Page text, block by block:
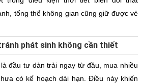
tổng thể không gian cũng giữ được vẻ
phát sinh không cần thiết
đầu tư dàn trải ngay từ đầu, mua nhiều
có kế hoạch dài hạn. Điều này khiến